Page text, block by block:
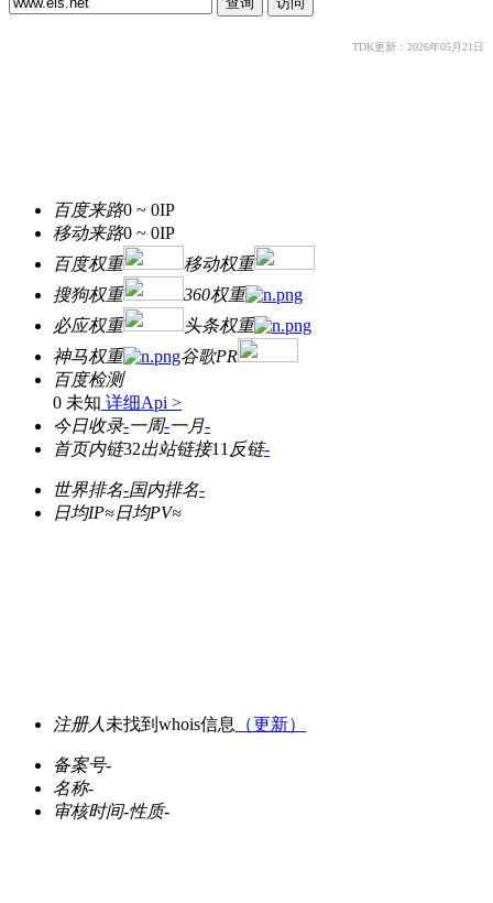
TDK更新：2026年05月21日
百度来路0 ~ 0IP
移动来路0 ~ 0IP
百度权重
移动权重
搜狗权重
360权重
必应权重
头条权重
神马权重
谷歌PR
百度检测
0 未知 详细Api >
今日收录-一周-一月-
首页内链32出站链接11 反链-
世界排名-国内排名-
日均IP≈日均PV≈
注册人 未找到whois信息 （更新）
备案号-
名称-
审核时间-性质-